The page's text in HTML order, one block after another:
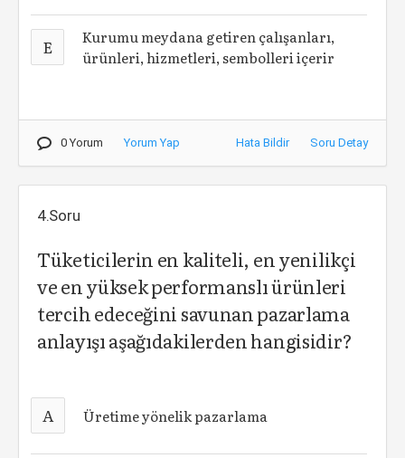
E
Kurumu meydana getiren çalışanları,
ürünleri, hizmetleri, sembolleri içerir
0 Yorum Yorum Yap Hata Bildir Soru Detay
4.Soru
Tüketicilerin en kaliteli, en yenilikçi
ve en yüksek performanslı ürünleri
tercih edeceğini savunan pazarlama
anlayışı aşağıdakilerden hangisidir?
A Üretime yönelik pazarlama